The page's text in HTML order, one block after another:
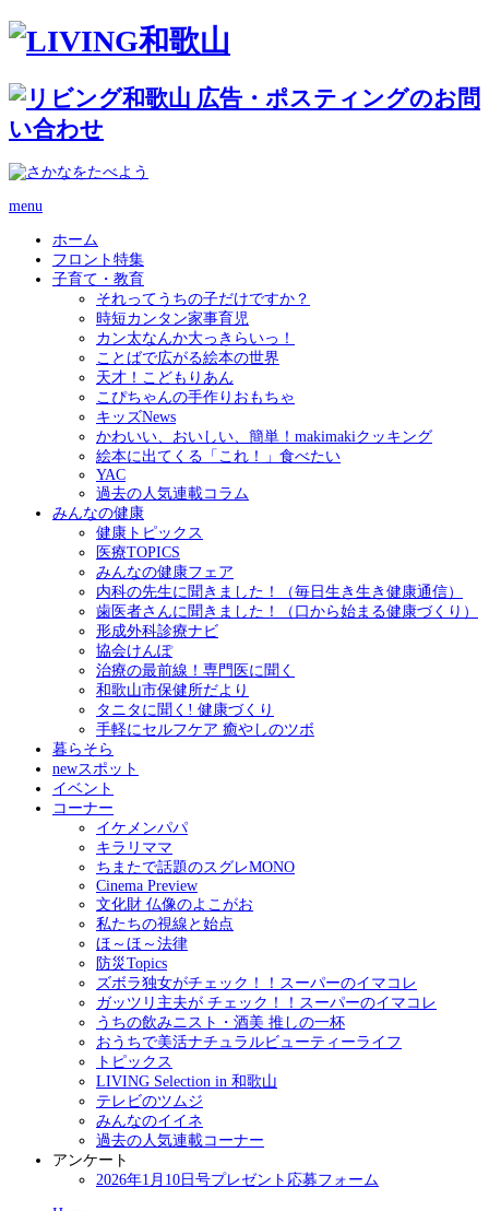
menu
ホーム
フロント特集
子育て・教育
それってうちの子だけですか？
時短カンタン家事育児
カン太なんか大っきらいっ！
ことばで広がる絵本の世界
天才！こどもりあん
こぴちゃんの手作りおもちゃ
キッズNews
かわいい、おいしい、簡単！makimakiクッキング
絵本に出てくる「これ！」食べたい
YAC
過去の人気連載コラム
みんなの健康
健康トピックス
医療TOPICS
みんなの健康フェア
内科の先生に聞きました！（毎日生き生き健康通信）
歯医者さんに聞きました！（口から始まる健康づくり）
形成外科診療ナビ
協会けんぽ
治療の最前線！専門医に聞く
和歌山市保健所だより
タニタに聞く! 健康づくり
手軽にセルフケア 癒やしのツボ
暮らそら
newスポット
イベント
コーナー
イケメンパパ
キラリママ
ちまたで話題のスグレMONO
Cinema Preview
文化財 仏像のよこがお
私たちの視線と始点
ほ～ほ～法律
防災Topics
ズボラ独女がチェック！！スーパーのイマコレ
ガッツリ主夫が チェック！！スーパーのイマコレ
うちの飲みニスト・酒美 推しの一杯
おうちで美活ナチュラルビューティーライフ
トピックス
LIVING Selection in 和歌山
テレビのツムジ
みんなのイイネ
過去の人気連載コーナー
アンケート
2026年1月10日号プレゼント応募フォーム